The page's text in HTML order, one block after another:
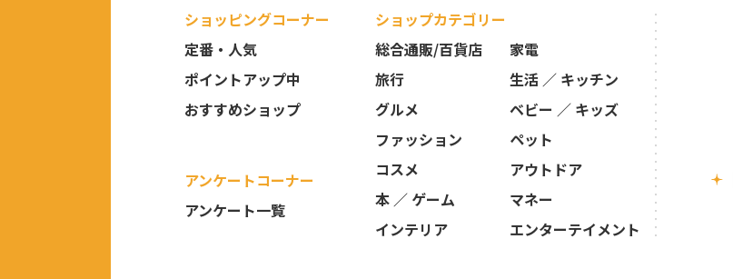
ショッピングコーナー
定番・人気
ポイントアップ中
おすすめショップ
アンケートコーナー
アンケート一覧
ショップカテゴリー
総合通販/百貨店
旅行
グルメ
ファッション
コスメ
本 ／ ゲーム
インテリア
家電
生活 ／ キッチン
ベビー ／ キッズ
ペット
アウトドア
マネー
エンターテイメント